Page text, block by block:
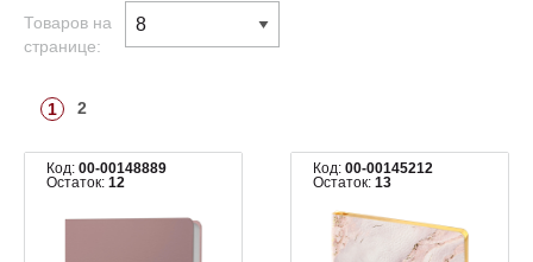
Товаров на
странице:
1 2
Код: 00-00148889
Остаток: 12
Код:00-00145212
Остаток:13